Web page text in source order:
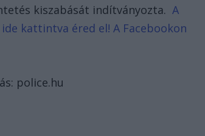
kiszabását indítványozta.A
kattintva éred el! A Facebookon
police.hu